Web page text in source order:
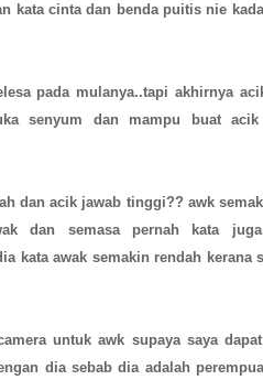
kata cinta dan benda puitis nie
pada mulanya..tapi akhirnya
senyum dan mampu buat
dan acik jawab tinggi?? awk
dan semasa pernah kata
kata awak semakin rendah kerana
untuk awk supaya saya
dia sebab dia adalah